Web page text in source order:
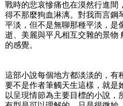
戰時的悲哀慘痛也在漠然行進間
得不那麼狗血淋漓。對我而言鋼
平淡，但不是無聊那種平淡，是
逝、美麗與平凡相互交雜的景物
的感覺。
這部小說每個地方都淡淡的，有
要不是作者筆觸天生這樣，就是
以呈現情節為主要目標的小說，